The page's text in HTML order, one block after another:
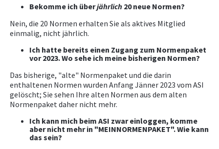
Bekomme ich überjährlich 20 neue Normen?
Nein, die 20 Normen erhalten Sie als aktives Mitglied
einmalig, nicht jährlich.
Ich hatte bereits einen Zugang zum Normenpaket
vor 2023. Wo sehe ich meine bisherigen Normen?
Das bisherige, "alte" Normenpaket und die darin
enthaltenen Normen wurden Anfang Jänner 2023 vom ASI
gelöscht; Sie sehen Ihre alten Normen aus dem alten
Normenpaket daher nicht mehr.
Ich kann mich beim ASI zwar einloggen, komme
aber nicht mehr in "MEINNORMENPAKET". Wie kann
das sein?